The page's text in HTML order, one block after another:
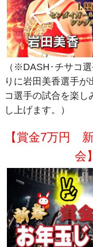
（※DASH･チサコ
りに岩田美香選手
コ選手の試合を楽し
し上げます。）
【賞金7万円
会